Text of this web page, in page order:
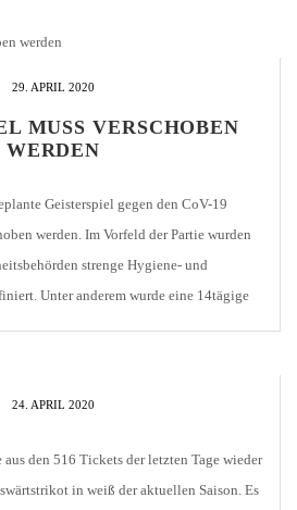
29. APRIL 2020
MUSS VERSCHOBEN
WERDEN
Geisterspiel gegen den CoV-19
werden. Im Vorfeld der Partie wurden
strenge Hygiene- und
Unter anderem wurde eine 14tägige
24. APRIL 2020
den 516 Tickets der letzten Tage wieder
in weiß der aktuellen Saison. Es